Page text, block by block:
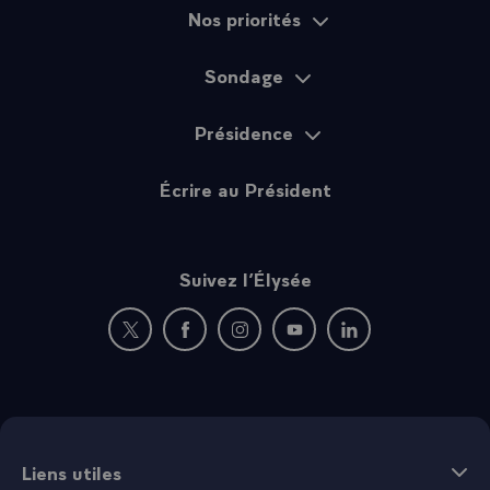
Nos priorités
Sondage
Présidence
Écrire au Président
Suivez l’Élysée
Nouvelle fenêtre : rejoignez-nous sur Twitter
Nouvelle fenêtre : rejoignez-nous sur
Nouvelle fenêtre : rejoignez-nous
Nouvelle fenêtre :
Nouvelle fenêtre :
Liens utiles